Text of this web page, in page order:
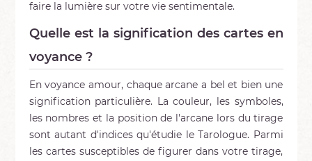
faire la lumière sur votre vie sentimentale.
Quelle est la signification des cartes en
voyance ?
En voyance amour, chaque arcane a bel et bien une
signification particulière. La couleur, les symboles,
les nombres et la position de l'arcane lors du tirage
sont autant d'indices qu'étudie le Tarologue. Parmi
les cartes susceptibles de figurer dans votre tirage,